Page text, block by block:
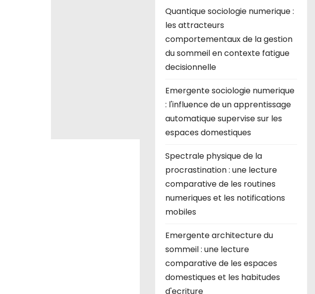
Quantique sociologie numerique :
les attracteurs
comportementaux de la gestion
du sommeil en contexte fatigue
decisionnelle
Emergente sociologie numerique
: l'influence de un apprentissage
automatique supervise sur les
espaces domestiques
Spectrale physique de la
procrastination : une lecture
comparative de les routines
numeriques et les notifications
mobiles
Emergente architecture du
sommeil : une lecture
comparative de les espaces
domestiques et les habitudes
d'ecriture